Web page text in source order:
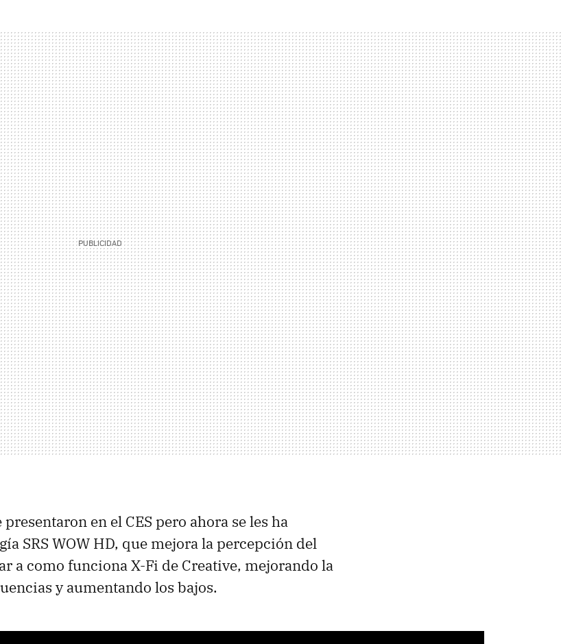
presentaron en el CES pero ahora se les ha
SRS WOW HD, que mejora la percepción del
a como funciona X-Fi de Creative, mejorando la
y aumentando los bajos.